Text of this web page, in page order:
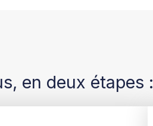
en deux étapes :